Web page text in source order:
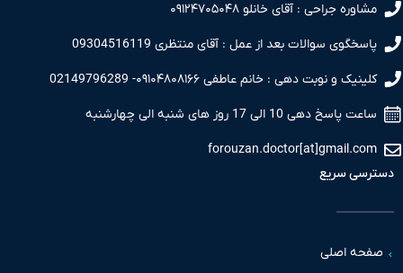
جراحی : آقای خانلو ۰۹۱۲۴۷۰۵۰۴۸
سوالات بعد از عمل : آقای منتظری 09304516119
و نوبت دهی : خانم عاطفی ۰۹۱۰۴۸۰۸۱۶۶- 02149796289
دهی 10 الی 17 روز های شنبه الی چهارشنبه
سریع
اصلی